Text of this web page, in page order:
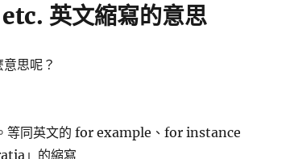
英文縮寫的意思
思呢？
等同英文的 for example、for instance
」的縮寫